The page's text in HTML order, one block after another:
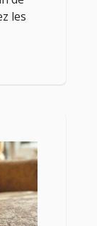
les